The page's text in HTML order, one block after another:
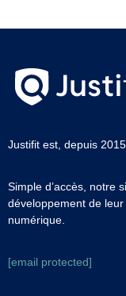
Justifit est, depuis
Simple d’accès, notre
développement de
numérique.
[email protected]